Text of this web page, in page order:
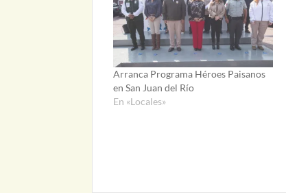
Arranca Programa Héroes Paisanos
en San Juan del Río
En «Locales»